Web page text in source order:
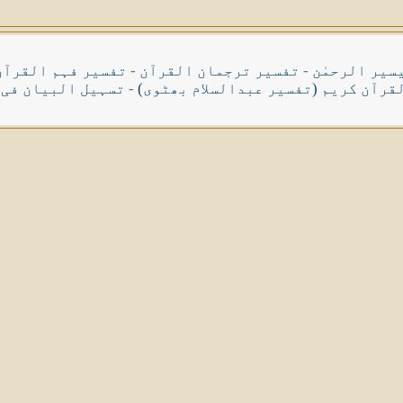
الرحمٰن - تفسیر ترجمان القرآن - تفسیر فہم
کریم (تفسیر عبدالسلام بھٹوی) - تسہیل البیان